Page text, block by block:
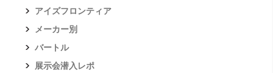
アイズフロンティア
メーカー別
バートル
展示会潜入レポ